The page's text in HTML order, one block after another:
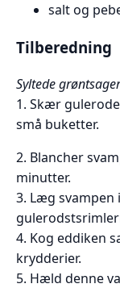
salt og
Tilberedning
Syltede
1. Skær
små buketter.
2. Blancher
minutter.
3. Læg svampen
4. Kog eddiken
krydderier.
5. Hæld denne